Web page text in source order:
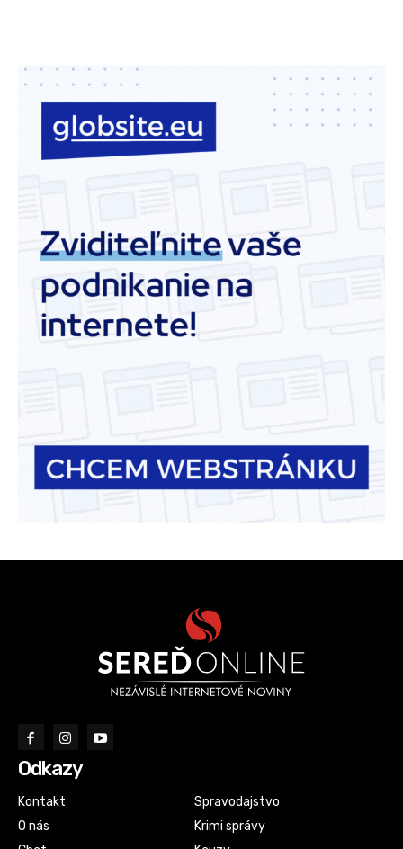
Odkazy
Kontakt
O nás
Spravodajstvo
Krimi správy